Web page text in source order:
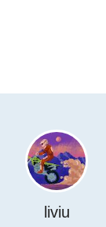
liviu